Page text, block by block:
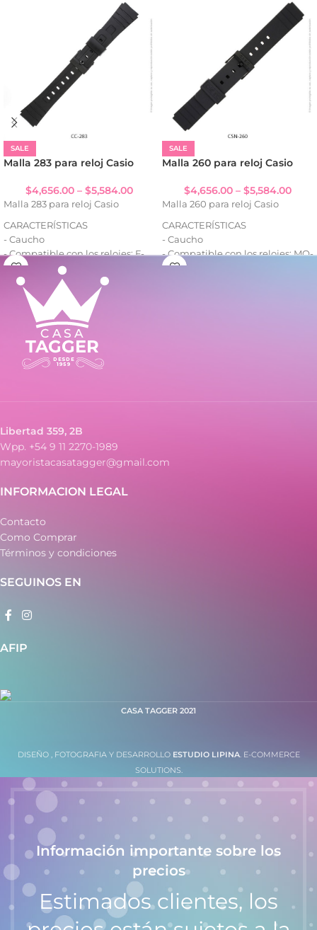
SALE
Malla 283 para reloj Casio
$4,656.00 – $5,584.00
Malla 283 para reloj Casio
CARACTERÍSTICAS
- Caucho
- Compatible con los relojes: F-
93W-1, F-91W-1Q, F-94WA-8Q, F-
105W-1A, F-106W-1A, FLB-91W
SALE
Malla 260 para reloj Casio
$4,656.00 – $5,584.00
Malla 260 para reloj Casio
CARACTERÍSTICAS
- Caucho
- Compatible con los relojes: MQ-
24, MQ-25, MQ-27, MQ-36, MQ-39,
Libertad 359, 2B
Wpp. +54 9 11 2270-1989
mayoristacasatagger@gmail.com
INFORMACION LEGAL
Contacto
Como Comprar
Términos y condiciones
SEGUINOS EN
AFIP
CASA TAGGER 2021
DISEÑO , FOTOGRAFIA Y DESARROLLO ESTUDIO LIPINA. E-COMMERCE
SOLUTIONS.
Información importante sobre los
precios
Estimados clientes, los